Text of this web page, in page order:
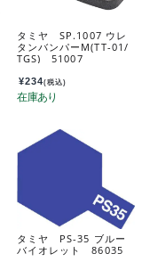
タミヤ SP.1007 ウレ
タンバンパーM(TT-01/
TGS) 51007
¥234(税込)
タミヤ PS-35 ブルー
バイオレット 86035